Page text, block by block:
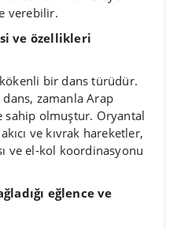
verebilir.
ve özellikleri
bir dans türüdür.
dans, zamanla Arap
olmuştur. Oryantal
ve kıvrak hareketler,
ve el-kol koordinasyonu
eğlence ve